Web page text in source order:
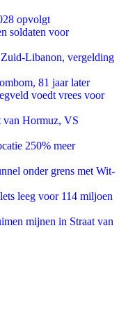
opvolgt
soldaten voor
Libanon, vergelding
81 jaar later
voedt vrees voor
van Hormuz, VS
250% meer
onder grens met Wit-
leeg voor 114 miljoen
mijnen in Straat van